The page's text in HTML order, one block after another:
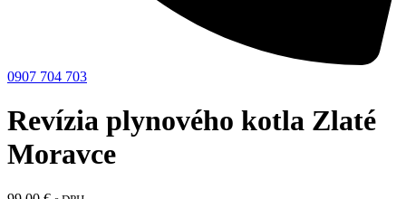
0907 704 703
Revízia plynového kotla Zlaté
Moravce